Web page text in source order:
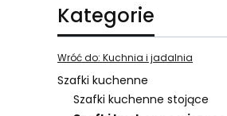
Kategorie
Wróć do: Kuchnia i jadalnia
Szafki kuchenne
Szafki kuchenne stojące